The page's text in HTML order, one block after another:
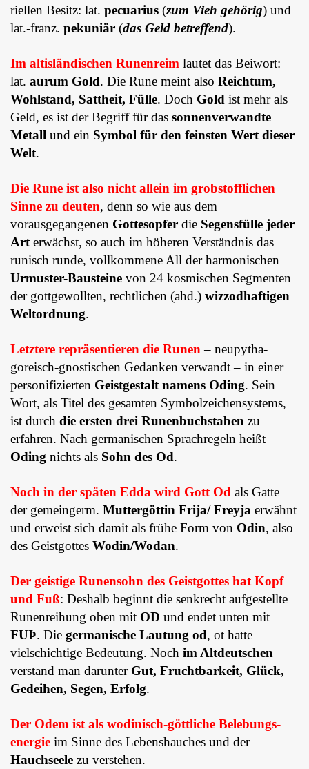
riellen Besitz: lat. pecuarius (zum Vieh ge­hörig) und
lat.-franz. pe­ku­niär (das Geld betreffend).
Im altisländischen Runenreim lau­­tet das Bei­wort:
lat. aurum Gold. Die Rune meint also Reichtum,
Wohlstand, Sattheit, Fülle. Doch Gold ist mehr als
Geld, es ist der Begriff für das sonnenverwandte
Metall und ein Symbol für den feinsten Wert dieser
Welt.
Die Rune ist also nicht allein im grobstofflichen
Sinne zu deuten, denn so wie aus dem
vorausgegangenen Gottes­opfer die Segensfülle jeder
Art erwächst, so auch im höheren Ver­ständ­nis das
runisch runde, vollkommene All der harmonischen
Urmuster-Bausteine von 24 kosmischen Seg­men­­ten
der gottgewollten, recht­lichen (ahd.) wizzodhaftigen
Welt­ord­nung.
Letztere repräsentieren die Runen – neupytha­
goreisch-gnostischen Gedanken verwandt – in einer
personifizierten Geist­gestalt namens Oding. Sein
Wort, als Titel des gesamten Symbol­zei­chensystems,
ist durch die ersten drei Runen­buch­­staben zu
erfahren. Nach germanischen Sprachregeln heißt
Oding nichts als Sohn des Od.
Noch in der späten Edda wird Gott Od als Gatte
der gemeingerm. Muttergöttin Frija/ Freyja erwähnt
und erweist sich damit als frühe Form von Odin, also
des Geistgottes Wodin/Wodan.
Der geistige Ru­nen­sohn des Geistgottes hat Kopf
und Fuß: Deshalb beginnt die senkrecht aufgestellte
Runenreihung oben mit OD und endet un­ten mit
FUÞ. Die germanische Lautung od, ot hatte
vielschich­tige Be­deu­tung. Noch im Altdeutschen
verstand man darunter Gut, Frucht­barkeit, Glück,
Gedeihen, Segen, Erfolg.
Der Odem ist als wodinisch-göttliche Bele­bungs­
energie im Sinne des Lebenshauches und der
Hauchseele zu verstehen.